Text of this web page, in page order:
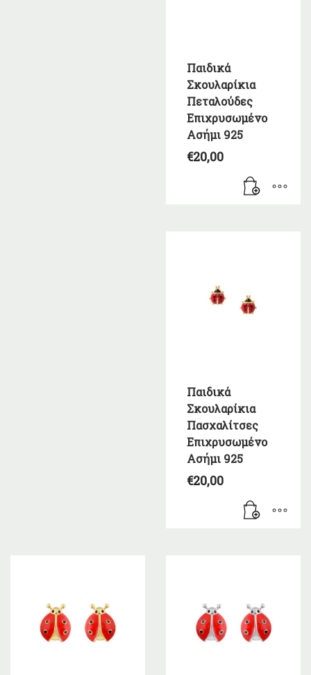
Παιδικά
Σκουλαρίκια
Πεταλούδες
Επιχρυσωμένο
Ασήμι 925
€20,00
Παιδικά
Σκουλαρίκια
Πασχαλίτσες
Επιχρυσωμένο
Ασήμι 925
€20,00